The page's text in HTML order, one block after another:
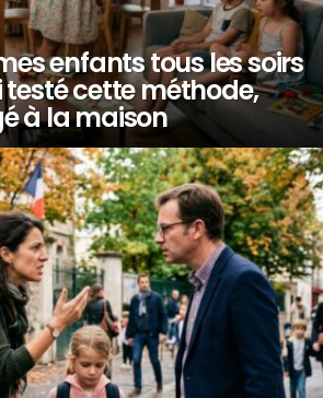
enfants tous les soirs
testé cette méthode,
à la maison